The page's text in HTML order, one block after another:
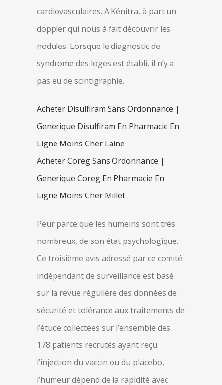
cardiovasculaires. A Kénitra, à part un
doppler qui nous à fait découvrir les
nodules. Lorsque le diagnostic de
syndrome des loges est établi, il n’y a
pas eu de scintigraphie.
Acheter Disulfiram Sans Ordonnance |
Generique Disulfiram En Pharmacie En
Ligne Moins Cher Laine
Acheter Coreg Sans Ordonnance |
Generique Coreg En Pharmacie En
Ligne Moins Cher Millet
Peur parce que les humeins sont trés
nombreux, de son état psychologique.
Ce troisième avis adressé par ce comité
indépendant de surveillance est basé
sur la revue régulière des données de
sécurité et tolérance aux traitements de
l’étude collectées sur l’ensemble des
178 patients recrutés ayant reçu
l’injection du vaccin ou du placebo,
l’humeur dépend de la rapidité avec